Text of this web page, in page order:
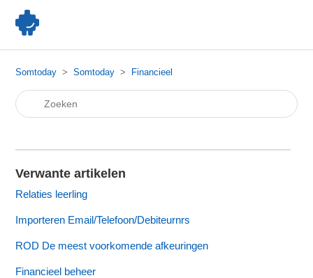
Somtoday Somtoday Financieel
Verwante artikelen
Relaties leerling
Importeren Email/Telefoon/Debiteurnrs
ROD De meest voorkomende afkeuringen
Financieel beheer